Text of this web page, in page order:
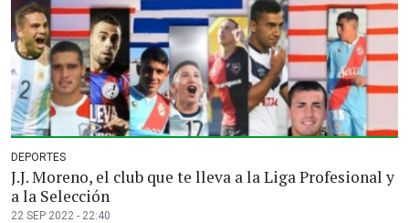
DEPORTES
J.J. Moreno, el club que te lleva a la Liga Profesional y
a la Selección
22 SEP 2022 - 22:40